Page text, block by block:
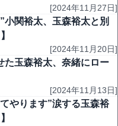
[2024年11月27日]
小関裕太、玉森裕太と別
[2024年11月20日]
た玉森裕太、奈緒にロー
[2024年11月13日]
やります”涙する玉森裕